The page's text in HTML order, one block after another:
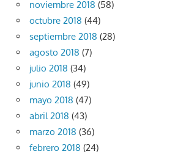
noviembre 2018 (58)
octubre 2018 (44)
septiembre 2018 (28)
agosto 2018 (7)
julio 2018 (34)
junio 2018 (49)
mayo 2018 (47)
abril 2018 (43)
marzo 2018 (36)
febrero 2018 (24)